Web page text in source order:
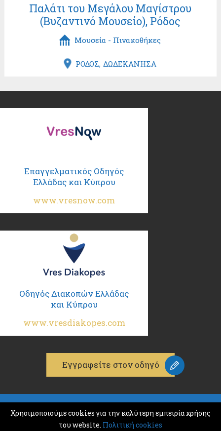
Παλάτι του Μεγάλου Μαγίστρου
(Βυζαντινό Μουσείο), Ρόδος
Μουσεία - Πινακοθήκες
ΡΟΔΟΣ ΔΩΔΕΚΑΝΗΣΑ
Επαγγελματικός Οδηγός
Ελλάδας και Κύπρου
www.vresnow.com
Οδηγός Διακοπών Ελλάδας
και Κύπρου
www.vresdiakopes.com
Εγγραφείτε στον οδηγό
© 2026
K & M ADVERTISING
Χρησιμοποιούμε cookies για την καλύτερη εμπειρία χρήσης
του website. Πολιτική cookies